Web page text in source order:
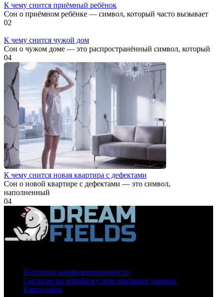
К чему снится приёмный ребёнок
Сон о приёмном ребёнке — символ, который часто вызывает
02
К чему снится чужой дом
Сон о чужом доме — это распространённый символ, который
04
К чему снится новая квартира с дефектами
Сон о новой квартире с дефектами — это символ,
наполненный
04
Политика конфиденциальности
Согласие на обработку персональных данных
Карта сайта